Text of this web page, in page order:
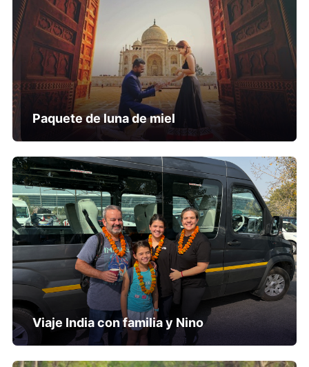
Paquete de luna de miel
Viaje India con familia y Nino